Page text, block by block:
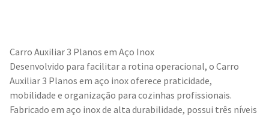
Carro Auxiliar 3 Planos em Aço Inox
Desenvolvido para facilitar a rotina operacional, o Carro
Auxiliar 3 Planos em aço inox oferece praticidade,
mobilidade e organização para cozinhas profissionais.
Fabricado em aço inox de alta durabilidade, possui três níveis